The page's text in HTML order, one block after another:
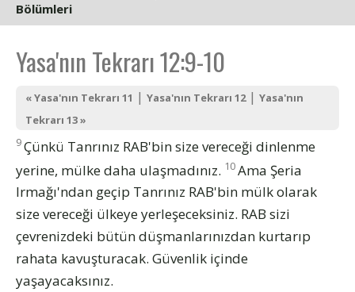
Bölümleri
Yasa'nın Tekrarı 12:9-10
« Yasa'nın Tekrarı 11 | Yasa'nın Tekrarı 12| Yasa'nın
Tekrarı 13 »
9Çünkü Tanrınız RAB'bin size vereceği dinlenme
yerine, mülke daha ulaşmadınız. 10Ama Şeria
Irmağı'ndan geçip Tanrınız RAB'bin mülk olarak
size vereceği ülkeye yerleşeceksiniz. RAB sizi
çevrenizdeki bütün düşmanlarınızdan kurtarıp
rahata kavuşturacak. Güvenlik içinde
yaşayacaksınız.